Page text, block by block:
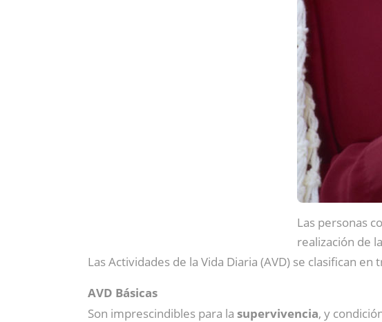
Las personas
realización de
Las Actividades de la Vida Diaria (AVD) se clasifican en
AVD Básicas
Son imprescindibles para la supervivencia, y